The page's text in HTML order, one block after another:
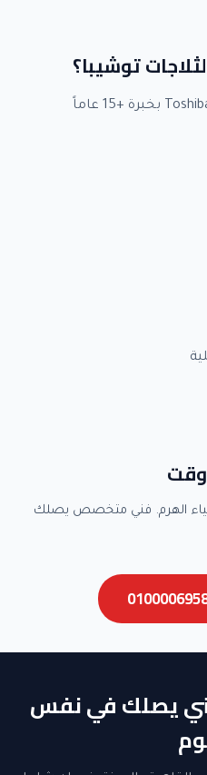
توشيبا؟
وقت
الهرم. فني متخصص يصلك
يصلك في نفس